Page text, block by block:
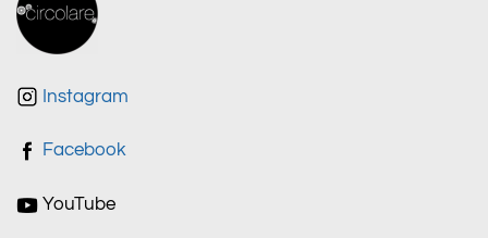
Instagram
Facebook
YouTube